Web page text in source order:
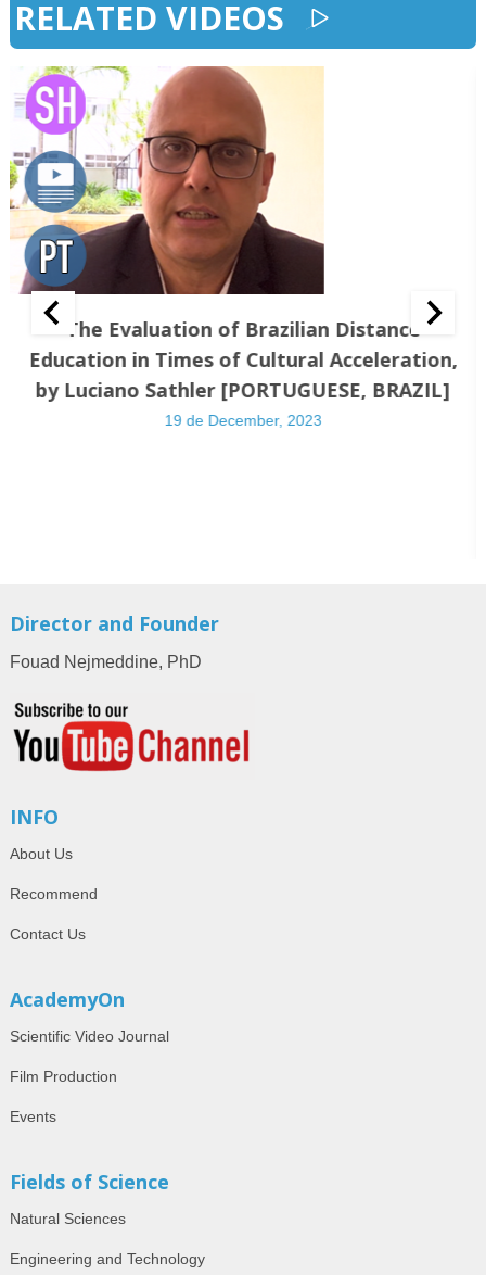
RELATED VIDEOS
The Evaluation of Brazilian Distance
Education in Times of Cultural Acceleration,
by Luciano Sathler [PORTUGUESE, BRAZIL]
19 de December, 2023
Director and Founder
Fouad Nejmeddine, PhD
INFO
About Us
Recommend
Contact Us
AcademyOn
Scientific Video Journal
Film Production
Events
Fields of Science
Natural Sciences
Engineering and Technology